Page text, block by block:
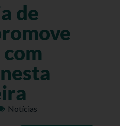
de
Notícias